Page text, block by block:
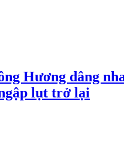
Hương dâng
lụt trở lại